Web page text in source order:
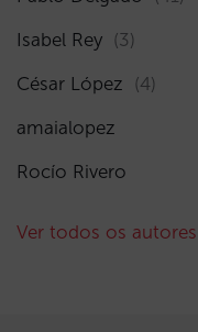
Isabel Rey (3)
César López (4)
amaialopez
Rocío Rivero
Ver todos os autores